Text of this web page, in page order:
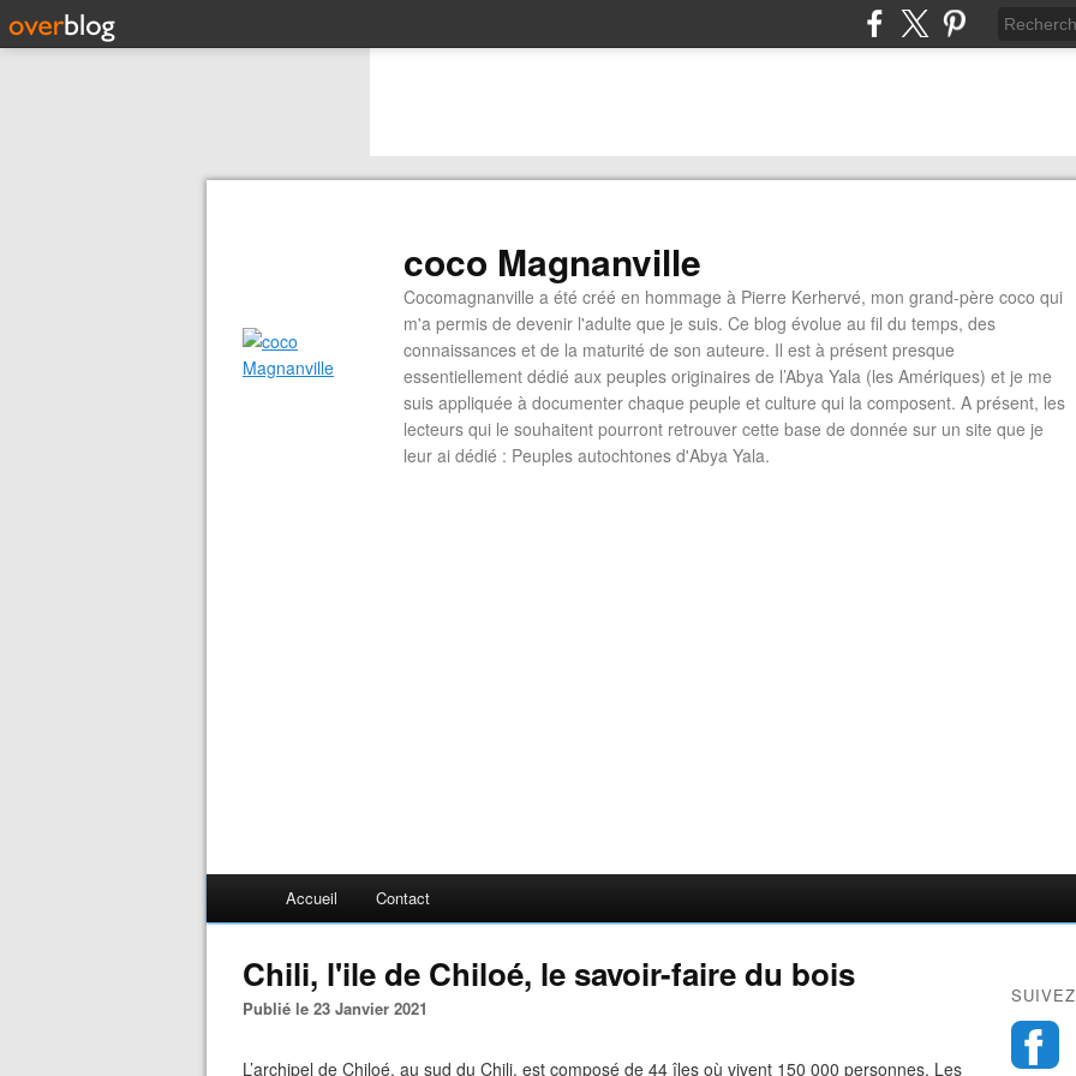
coco Magnanville
Cocomagnanville a été créé en hommage à Pierre Kerhervé, mon grand-père coco qui
m'a permis de devenir l'adulte que je suis. Ce blog évolue au fil du temps, des
connaissances et de la maturité de son auteure. Il est à présent presque
essentiellement dédié aux peuples originaires de l’Abya Yala (les Amériques) et je me
suis appliquée à documenter chaque peuple et culture qui la composent. A présent, les
lecteurs qui le souhaitent pourront retrouver cette base de donnée sur un site que je
leur ai dédié : Peuples autochtones d'Abya Yala.
Accueil Contact
Chili, l'ile de Chiloé, le savoir-faire du bois
Publié le 23 Janvier 2021
L’archipel de Chiloé, au sud du Chili, est composé de 44 îles où vivent 150 000 personnes. Les